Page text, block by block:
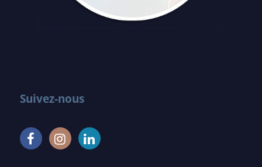
Suivez-nous